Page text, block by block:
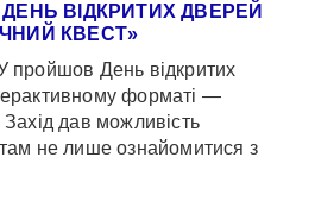
ВІДКРИТИХ ДВЕРЕЙ
КВЕСТ»
пройшов День відкритих
форматі —
дав можливість
не лише ознайомитися з